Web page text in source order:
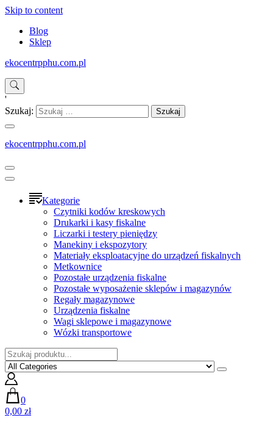
Skip to content
Blog
Sklep
ekocentrpphu.com.pl
'
Szukaj:
ekocentrpphu.com.pl
Kategorie
Czytniki kodów kreskowych
Drukarki i kasy fiskalne
Liczarki i testery pieniędzy
Manekiny i ekspozytory
Materiały eksploatacyjne do urządzeń fiskalnych
Metkownice
Pozostałe urządzenia fiskalne
Pozostałe wyposażenie sklepów i magazynów
Regały magazynowe
Urządzenia fiskalne
Wagi sklepowe i magazynowe
Wózki transportowe
0
0,00 zł